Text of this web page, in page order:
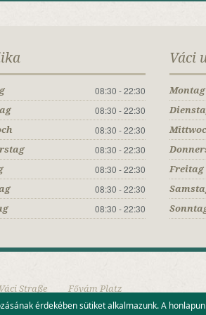
08:30 - 22:30
08:30 - 22:30
08:30 - 22:30
08:30 - 22:30
08:30 - 22:30
08:30 - 22:30
08:30 - 22:30
Váci
Montag
Freitag
Váci Straße
Fővám Platz
érdekében sütiket alkalmazunk. A